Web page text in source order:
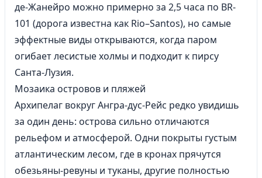
де-Жанейро можно примерно за 2,5 часа по BR-
101 (дорога известна как Rio–Santos), но самые
эффектные виды открываются, когда паром
огибает лесистые холмы и подходит к пирсу
Санта-Лузия.
Мозаика островов и пляжей
Архипелаг вокруг Ангра-дус-Рейс редко увидишь
за один день: острова сильно отличаются
рельефом и атмосферой. Одни покрыты густым
атлантическим лесом, где в кронах прячутся
обезьяны-ревуны и туканы, другие полностью